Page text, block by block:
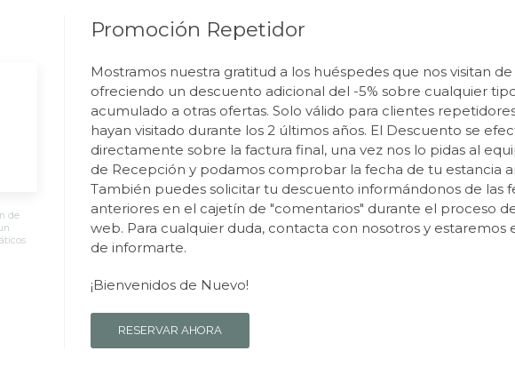
Promoción Repetidor
Mostramos nuestra gratitud a los huéspedes que nos visitan
ofreciendo un descuento adicional del -5% sobre cualquier
acumulado a otras ofertas. Solo válido para clientes
hayan visitado durante los 2 últimos años. El Descuento se
directamente sobre la factura final, una vez nos lo pidas al
de Recepción y podamos comprobar la fecha de tu estancia
También puedes solicitar tu descuento informándonos de las
anteriores en el cajetín de "comentarios" durante el proceso
web. Para cualquier duda, contacta con nosotros y estaremos
de informarte.
¡Bienvenidos de Nuevo!
RESERVAR AHORA
de